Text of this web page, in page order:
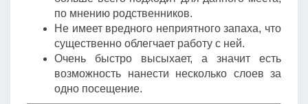
по мнению родственников.
Не имеет вредного неприятного запаха, что
существенно облегчает работу с ней.
Очень быстро высыхает, а значит есть
возможность нанести несколько слоев за
одно посещение.